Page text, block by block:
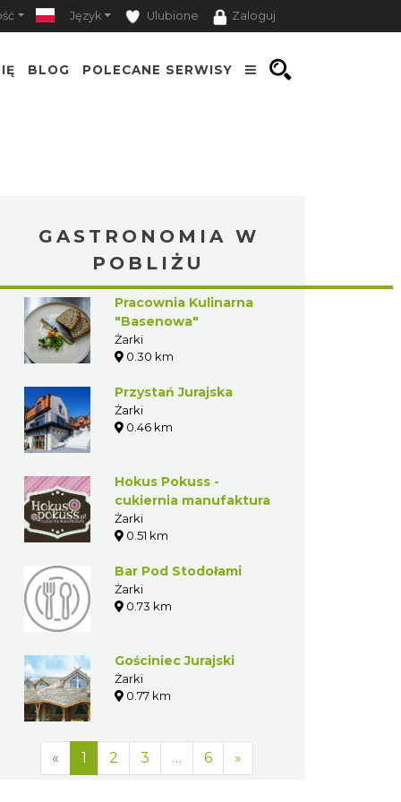
Język Ulubione Zaloguj
BLOG POLECANE SERWISY
GASTRONOMIA W
POBLIŻU
Pracownia Kulinarna
"Basenowa"
Żarki
0.30 km
Przystań Jurajska
Żarki
0.46 km
Hokus Pokuss -
cukiernia manufaktura
Żarki
0.51 km
Bar Pod Stodołami
Żarki
0.73 km
Gościniec Jurajski
Żarki
0.77 km
« 1 2 3 … 6 »